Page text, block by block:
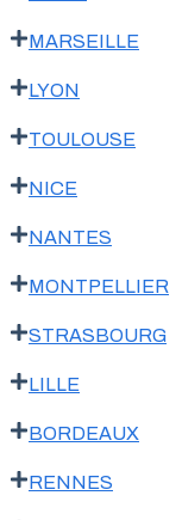
MARSEILLE
LYON
TOULOUSE
NICE
NANTES
MONTPELLIER
STRASBOURG
LILLE
BORDEAUX
RENNES